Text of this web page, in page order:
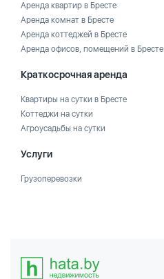
Аренда квартир в Бресте
Аренда комнат в Бресте
Аренда коттеджей в Бресте
Аренда офисов, помещений в Бресте
Краткосрочная аренда
Квартиры на сутки в Бресте
Коттеджи на сутки
Агроусадьбы на сутки
Услуги
Грузоперевозки